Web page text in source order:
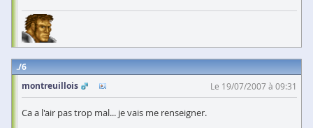
6
montreuillois
Le 19/07/2007 à 09:31
Ca a l'air pas trop mal... je vais me renseigner.